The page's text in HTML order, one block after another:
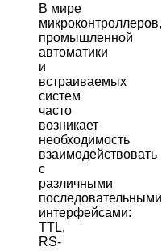
В мире
микроконтроллеров,
промышленной
автоматики
и
встраиваемых
систем
часто
возникает
необходимость
взаимодействовать
с
различными
последовательными
интерфейсами:
TTL,
RS-